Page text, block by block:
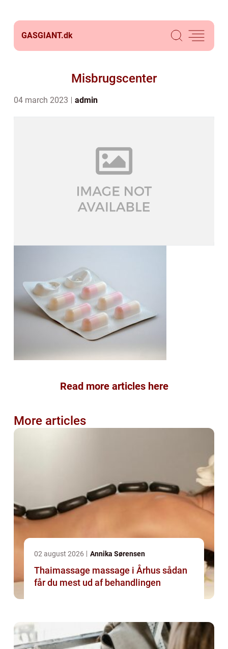
GASGIANT.dk
Misbrugscenter
04 march 2023 admin
Read more articles here
More articles
02 august 2026 Annika Sørensen
Thaimassage massage i Århus sådan
får du mest ud af behandlingen